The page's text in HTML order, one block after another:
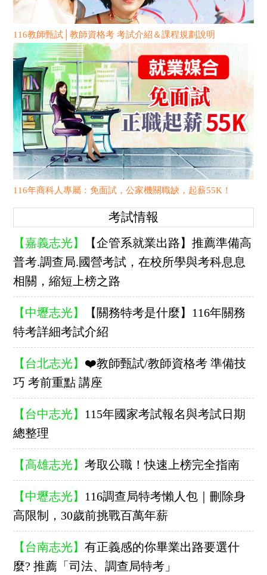
116教師甄試│教師資格考 考試介紹＆課程規劃說明
116年商科人專屬：免面試，公家機關職缺，起薪55K！
考試情報
【嘉義志光】
【企管系就業出路】推薦準備高
普考.調查局.國營考試，在校所學與考科息息
相關，縮短上榜之路
【中壢志光】
【關務特考是什麼】116年關務
特考詳細考試介紹
【台北志光】 ❤️教師甄試/教師資格考 準備技
巧 考前重點 講座
【台中志光】 115年國家考試報名與考試日期
總整理
【高雄志光】 考取公職！快速上榜完全指南
【中壢志光】 116調查局特考懶人包｜刪除身
高限制，30歲前挑戰百萬年薪
【台南志光】 有正義感的你畢業出路要選什
麼? 推薦「司法、調查局特考」